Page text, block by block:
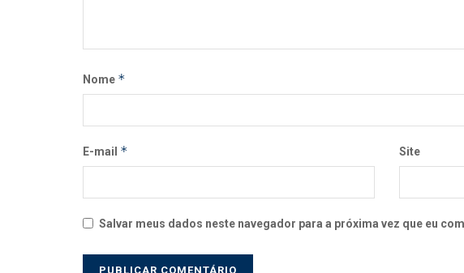
Nome *
E-mail * Site
Salvar meus dados neste navegador para a próxima vez que eu